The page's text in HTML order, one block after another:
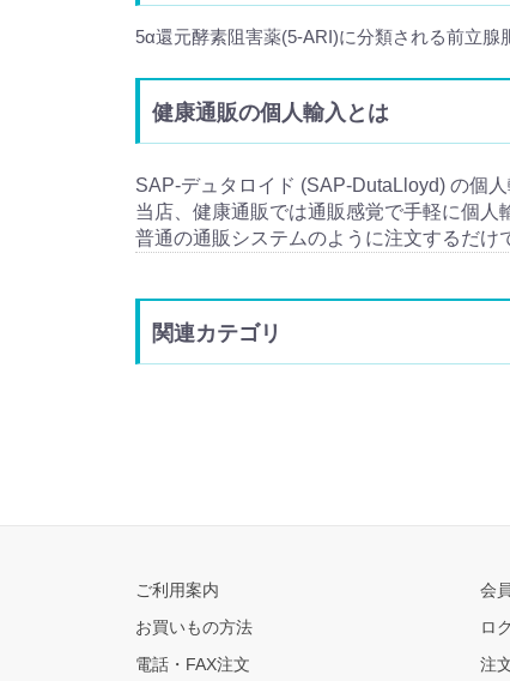
5α還元酵素阻害薬(5-ARI)に分類される前立腺
健康通販の個人輸入とは
SAP-デュタロイド (SAP-DutaLloyd) の個
当店、健康通販では通販感覚で手軽に個人
普通の通販システムのように注文するだ
関連カテゴリ
ご利用案内
お買いもの方法
電話・FAX注文
会
ロ
注